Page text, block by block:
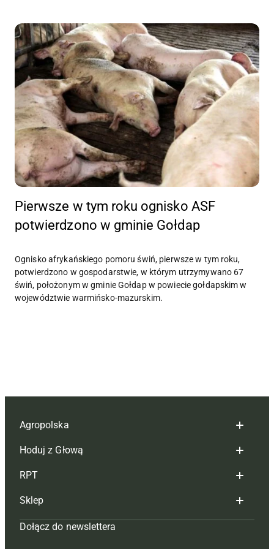
Pierwsze w tym roku ognisko ASF
potwierdzono w gminie Gołdap
Ognisko afrykańskiego pomoru świń, pierwsze w tym roku,
potwierdzono w gospodarstwie, w którym utrzymywano 67
świń, położonym w gminie Gołdap w powiecie gołdapskim w
województwie warmińsko-mazurskim.
Agropolska
Redakcja
Reklama
Tagi
Mapa serwisu
Hoduj z Głową
Hoduj z głową bydło
Hoduj z głową świnie
Prenumerata
RPT
Redakcja
Prenumerata
Sklep
Czasopisma i prenumerata
Dołącz do newslettera